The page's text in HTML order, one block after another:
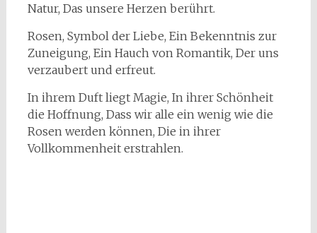
Natur, Das unsere Herzen berührt.
Rosen, Symbol der Liebe, Ein Bekenntnis zur
Zuneigung, Ein Hauch von Romantik, Der uns
verzaubert und erfreut.
In ihrem Duft liegt Magie, In ihrer Schönheit
die Hoffnung, Dass wir alle ein wenig wie die
Rosen werden können, Die in ihrer
Vollkommenheit erstrahlen.